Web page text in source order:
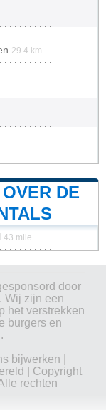
29.4 km
DE
43 mile
door
Wij zijn een
het verstrekken
burgers en
bijwerken
| Copyright
rechten